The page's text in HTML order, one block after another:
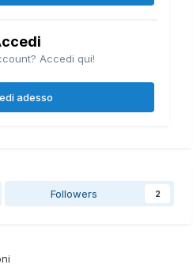
Accedi qui!
adesso
Followers 2